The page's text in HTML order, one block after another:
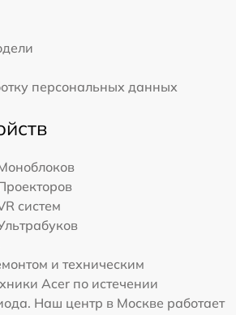
персональных данных
систем
и техническим
Acer по истечении
Наш центр в Москве работает